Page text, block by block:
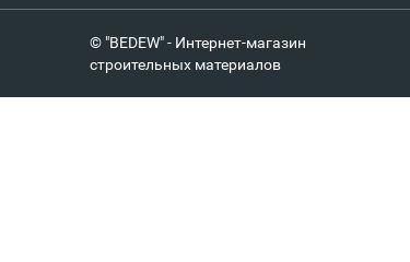
© "BEDEW" - Интернет-магазин
строительных материалов